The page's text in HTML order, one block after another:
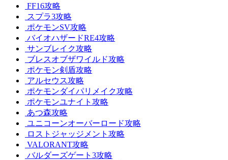
FF16攻略
スプラ3攻略
ポケモンSV攻略
バイオハザードRE4攻略
サンブレイク攻略
ブレスオブザワイルド攻略
ポケモン剣盾攻略
アルセウス攻略
ポケモンダイパリメイク攻略
ポケモンユナイト攻略
あつ森攻略
ユニコーンオーバーロード攻略
ロストジャッジメント攻略
VALORANT攻略
バルダーズゲート3攻略